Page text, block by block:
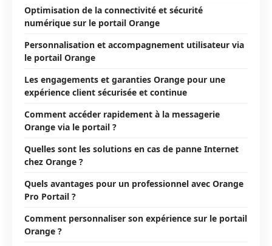
Optimisation de la connectivité et sécurité
numérique sur le portail Orange
Personnalisation et accompagnement utilisateur via
le portail Orange
Les engagements et garanties Orange pour une
expérience client sécurisée et continue
Comment accéder rapidement à la messagerie
Orange via le portail ?
Quelles sont les solutions en cas de panne Internet
chez Orange ?
Quels avantages pour un professionnel avec Orange
Pro Portail ?
Comment personnaliser son expérience sur le portail
Orange ?